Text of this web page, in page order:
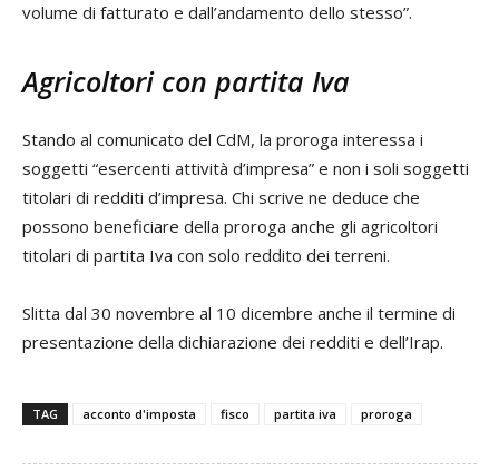
volume di fatturato e dall’andamento dello stesso”.
Agricoltori con partita Iva
Stando al comunicato del CdM, la proroga interessa i
soggetti “esercenti attività d’impresa” e non i soli soggetti
titolari di redditi d’impresa. Chi scrive ne deduce che
possono beneficiare della proroga anche gli agricoltori
titolari di partita Iva con solo reddito dei terreni.
Slitta dal 30 novembre al 10 dicembre anche il termine di
presentazione della dichiarazione dei redditi e dell’Irap.
TAG acconto d'imposta fisco partita iva proroga